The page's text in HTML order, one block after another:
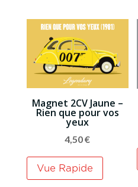
Magnet 2CV Jaune –
Rien que pour vos
yeux
4,50€
Vue Rapide